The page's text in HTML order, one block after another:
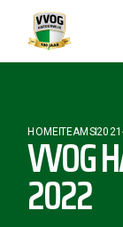
HOMETEAMS
VVOG
2022